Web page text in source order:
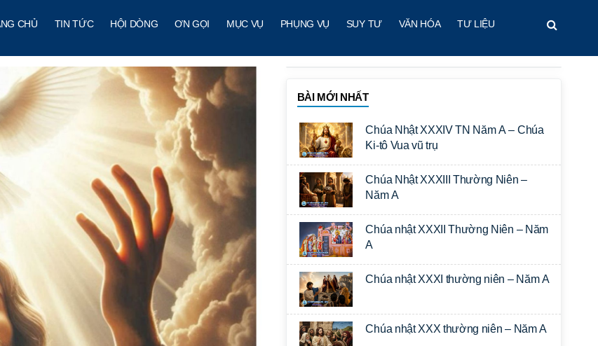
CHỦ TIN TỨC HỘI DÒNG ƠN GỌI MỤC VỤ PHỤNG VỤ SUY TƯ VĂN HÓA TƯ LIỆU
BÀI MỚI NHẤT
Chúa Nhật XXXIV TN Năm A – Chúa
Ki-tô Vua vũ trụ
Chúa Nhật XXXIII Thường Niên –
Năm A
Chúa nhật XXXII Thường Niên – Năm
A
Chúa nhật XXXI thường niên – Năm A
Chúa nhật XXX thường niên – Năm A